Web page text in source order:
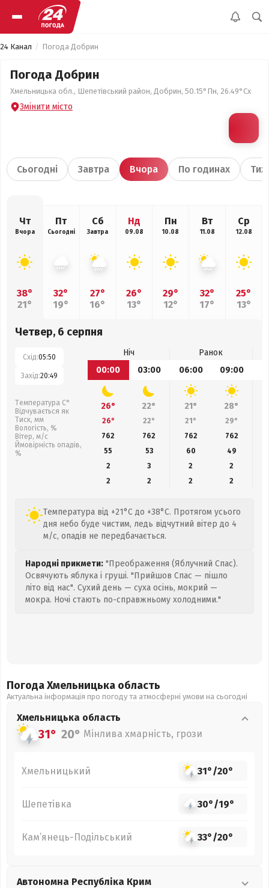
24 Канал Погода Добрин
Погода Добрин
Хмельницька обл., Шепетівський район, Добрин, 50.15°Пн, 26.49°Сх
Змінити місто
Сьогодні Завтра Вчора По годинах
Чт
Вчора
38°
21°
Пт
Сьогодні
32°
19°
Сб
Завтра
27°
16°
Нд
09.08
26°
13°
Пн
10.08
29°
12°
Вт
11.08
32°
17°
Ср
12.08
25°
13°
Четвер, 6 серпня
Схід:05:50
Захід:20:49
Температура С°
Відчувається як
Тиск, мм
Вологість, %
Вітер, м/с
Ймовірність опадів,
%
Ніч
Ранок
00:00
03:00 06:00 09:00
26° 22° 21° 28°
26° 22° 21° 29°
762
762 762 762
55
53 60
49
2
3 2
2
2
2 2 2
Температура від +21°C до +38°C. Протягом усього
дня небо буде чистим, ледь відчутний вітер до 4
м/с, опадів не передбачається.
Народні прикмети: "Преображення (Яблучний Спас).
Освячують яблука і груші. "Прийшов Спас — пішло
літо від нас". Сухий день — суха осінь, мокрий —
мокра. Ночі стають по-справжньому холодними."
Погода Хмельницька область
Актуальна інформація про погоду та атмосферні умови на сьогодні
Хмельницька область
31° 20° Мінлива хмарність, грози
Хмельницький 31°/20°
Шепетівка 30°/19°
Кам’янець-Подільський 33°/20°
Автономна Республіка Крим